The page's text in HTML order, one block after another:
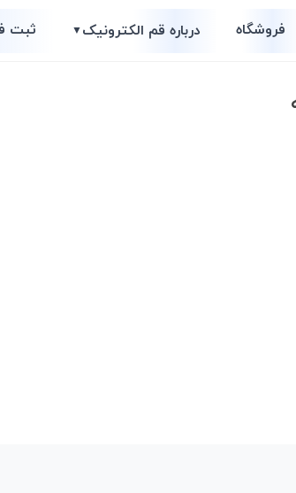
فروشگاه درباره قم الکترونیک▼ ثبت